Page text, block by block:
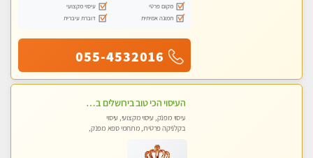
מקום פרטי
עיסוי מקצועי
תמונה אמיתית
דוברת עיברית
055-4532016
העיסוי הכי טוב בירושלים במרכז ירושלים GREEN -SPA מפנק מקצועי ומשחרר
עיסוי מפנק, עיסוי מקצועי, עיסוי
בקלניקה פרטית, מתחמי ספא מפנק,